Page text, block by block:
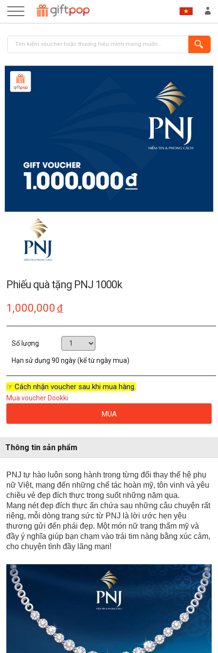
ĐĂNG KÝ
Phiếu quà tặng PNJ 1000k
1,000,000 đ
Số lượng
Hạn sử dụng90 ngày (kể từ ngày mua)
☞ Cách nhận voucher sau khi mua hàng.
Mua voucher Dookki
MUA
Thông tin sản phẩm
PNJ tự hào luôn song hành trong từng đổi thay thế hệ phụ
nữ Việt, mang đến những chế tác hoàn mỹ, tôn vinh và yêu
chiều vẻ đẹp đích thực trong suốt những năm qua.
Mang nét đẹp đích thực ẩn chứa sau những câu chuyện rất
riêng, mỗi dòng trang sức từ PNJ là lời ước hẹn yêu
thương gửi đến phái đẹp. Một món nữ trang thẩm mỹ và
đầy ý nghĩa giúp bạn chạm vào trái tim nàng bằng xúc cảm,
cho chuyện tình đầy lãng mạn!